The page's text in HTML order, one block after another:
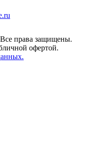
права защищены.
офертой.